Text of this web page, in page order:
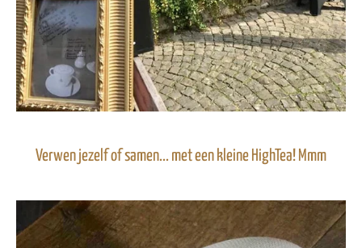
Verwen jezelf of samen... met een kleine HighTea! Mmm